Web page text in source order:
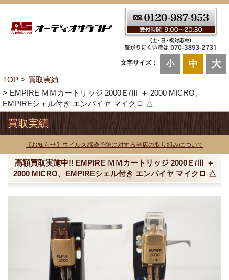
文字サイズ： 小 中 大
TOP
買取実績
EMPIRE ＭＭカートリッジ 2000Ｅ/Ⅲ ＋ 2000 MICRO、
EMPIREシェル付き エンパイヤ マイクロ △
買取実績
【お知らせ】ウイルス感染予防に対する当店の取り組みについて
高額買取実施中!! EMPIRE ＭＭカートリッジ 2000Ｅ/Ⅲ ＋
2000 MICRO、EMPIREシェル付き エンパイヤ マイクロ △